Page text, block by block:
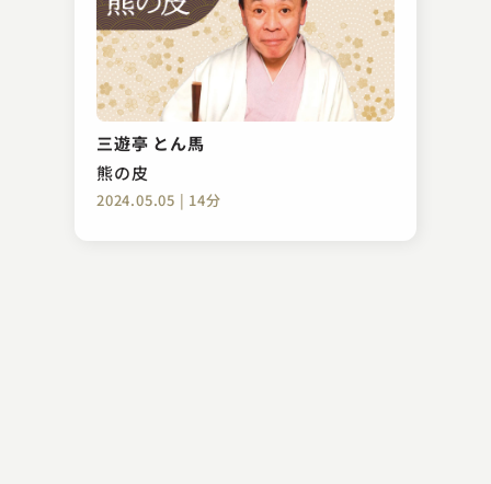
三遊亭 とん馬
熊の皮
2024.05.05 | 14分
鈴々舎 馬るこ
時そば
2023.01.18 | 10分